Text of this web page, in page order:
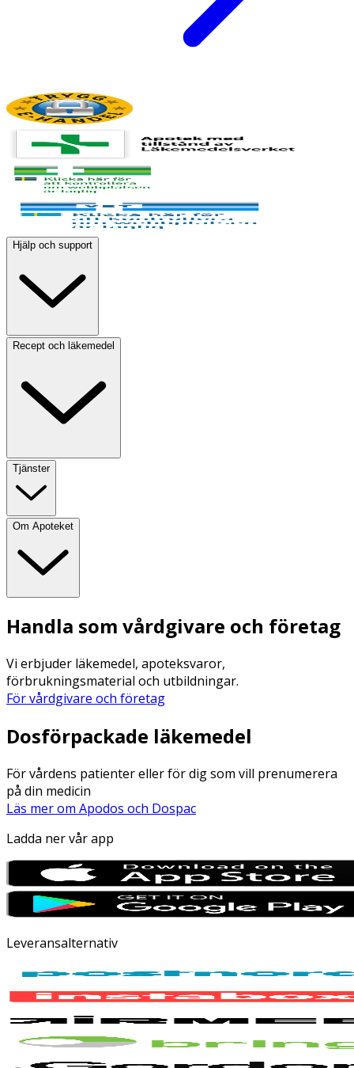
Hjälp och support
Recept och läkemedel
Tjänster
Om Apoteket
Handla som vårdgivare och företag
Vi erbjuder läkemedel, apoteksvaror,
förbrukningsmaterial och utbildningar.
För vårdgivare och företag
Dosförpackade läkemedel
För vårdens patienter eller för dig som vill prenumerera
på din medicin
Läs mer om Apodos och Dospac
Ladda ner vår app
Leveransalternativ